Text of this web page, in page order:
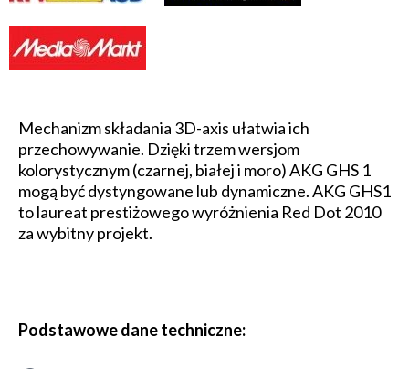
Mechanizm składania 3D-axis ułatwia ich
przechowywanie. Dzięki trzem wersjom
kolorystycznym (czarnej, białej i moro) AKG GHS 1
mogą być dystyngowane lub dynamiczne. AKG GHS1
to laureat prestiżowego wyróżnienia Red Dot 2010
za wybitny projekt.
Podstawowe dane techniczne: